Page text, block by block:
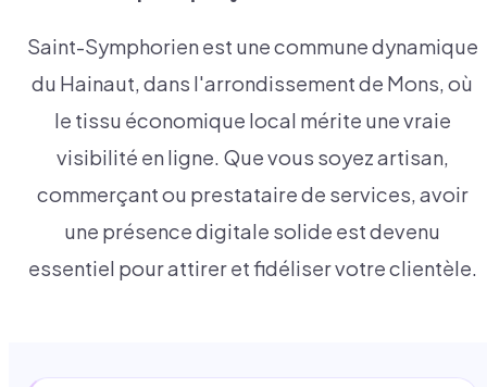
Saint-Symphorien est une commune dynamique
du Hainaut, dans l'arrondissement de Mons, où
le tissu économique local mérite une vraie
visibilité en ligne. Que vous soyez artisan,
commerçant ou prestataire de services, avoir
une présence digitale solide est devenu
essentiel pour attirer et fidéliser votre clientèle.